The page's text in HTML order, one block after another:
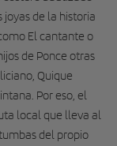
joyas de la historia
El cantante o
de Ponce otras
Quique
Por eso, el
local que lleva al
del propio